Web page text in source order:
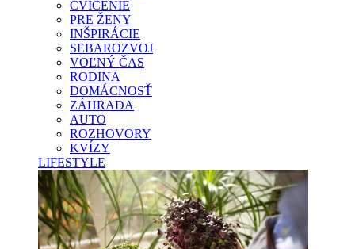
CVIČENIE
PRE ŽENY
INŠPIRÁCIE
SEBAROZVOJ
VOĽNÝ ČAS
RODINA
DOMÁCNOSŤ
ZÁHRADA
AUTO
ROZHOVORY
KVÍZY
LIFESTYLE